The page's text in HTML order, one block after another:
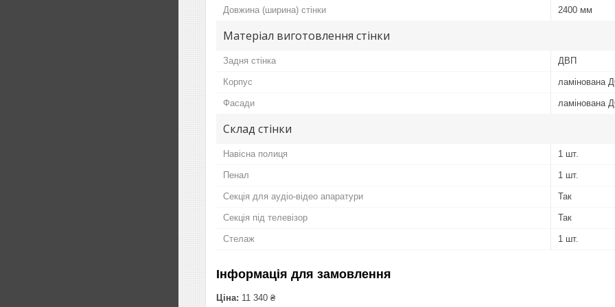
Довжина (ширина) стінки 2400 мм
Матеріал виготовлення стінки
Задня стінка ДВП
Корпус ламінована
Фасади ламінована
Склад стінки
Навісна полиця 1 шт.
Пенал 1 шт.
Секція для аудіо-відео апаратури Так
Секція під телевізор Так
Стелаж 1 шт.
Інформація для замовлення
Ціна: 11 340 ₴